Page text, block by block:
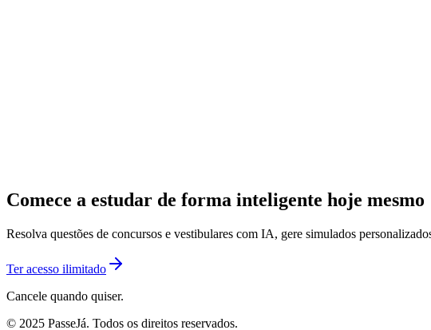
Comece a estudar de forma inteligente hoje mesmo
Resolva questões de concursos e vestibulares com IA, gere simulados
Ter acesso ilimitado
Cancele quando quiser.
© 2025 PasseJá. Todos os direitos reservados.